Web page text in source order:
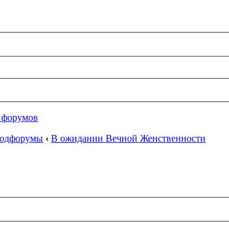
‹ В ожидании Вечной Женственности